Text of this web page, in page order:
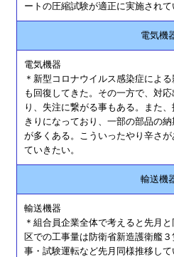
ートの圧縮試験が適正に実施されて
電気機
電気機器
＊新型コロナウイルス感染症によ
も回復してきた。その一方で、対
り、失注に繋がる事もある。また
きりになっており、一部の部品の
が多くある。こういったやり辛さ
ていきたい。
輸送機
輸送機器
＊組合員企業全体で考えると先月
区での工事量は防衛省新造護衛艦
事・試験運転など先月同様推移し